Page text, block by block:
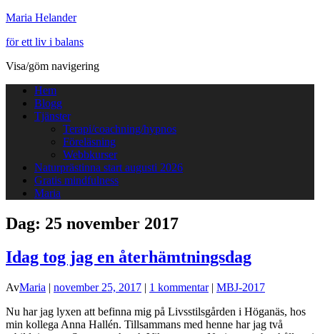
Maria Helander
för ett liv i balans
Visa/göm navigering
Hem
Blogg
Tjänster
Terapi/coachning/hypnos
Föreläsning
Webbkurser
Naturprästinna start augusti 2026
Gratis mindfulness
Maria
Dag: 25 november 2017
Idag tog jag en återhämtningsdag
AvMaria | november 25, 2017 | 1 kommentar| MBJ-2017
Nu har jag lyxen att befinna mig på Livsstilsgården i Höganäs, hos
min kollega Anna Hallén. Tillsammans med henne har jag två